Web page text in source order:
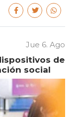
Jue 6. Ago
de
social